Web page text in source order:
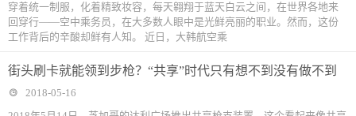
穿着统一制服，化着精致妆容，每天翱翔于蓝天白云之间，在世界各地来
回穿行——空中乘务员，在大多数人眼中是光鲜亮丽的职业。然而，这份
工作背后的辛酸却鲜有人知。 近日，大韩航空乘
街头刷卡就能领到步枪？“共享”时代只有想不到没有做不到
2018-05-16